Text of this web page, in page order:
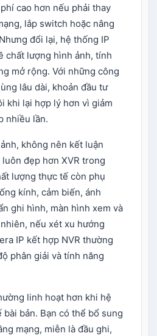
cao hơn nếu phải thay
lắp switch hoặc nâng
đổi lại, hệ thống IP
chất lượng hình ảnh, tính
mở rộng. Với những công
lâu dài, khoản đầu tư
khi lại hợp lý hơn vì giảm
nhiều lần.
không nên kết luận
luôn đẹp hơn XVR trong
lượng thực tế còn phụ
kính, cảm biến, ánh
ghi hình, màn hình xem và
nếu xét xu hướng
IP kết hợp NVR thường
phân giải và tính năng
linh hoạt hơn khi hệ
bản. Bạn có thể bổ sung
mạng, miễn là đầu ghi,